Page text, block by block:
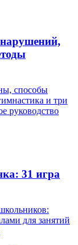
способы
и три
руководство
31 игра
для занятий